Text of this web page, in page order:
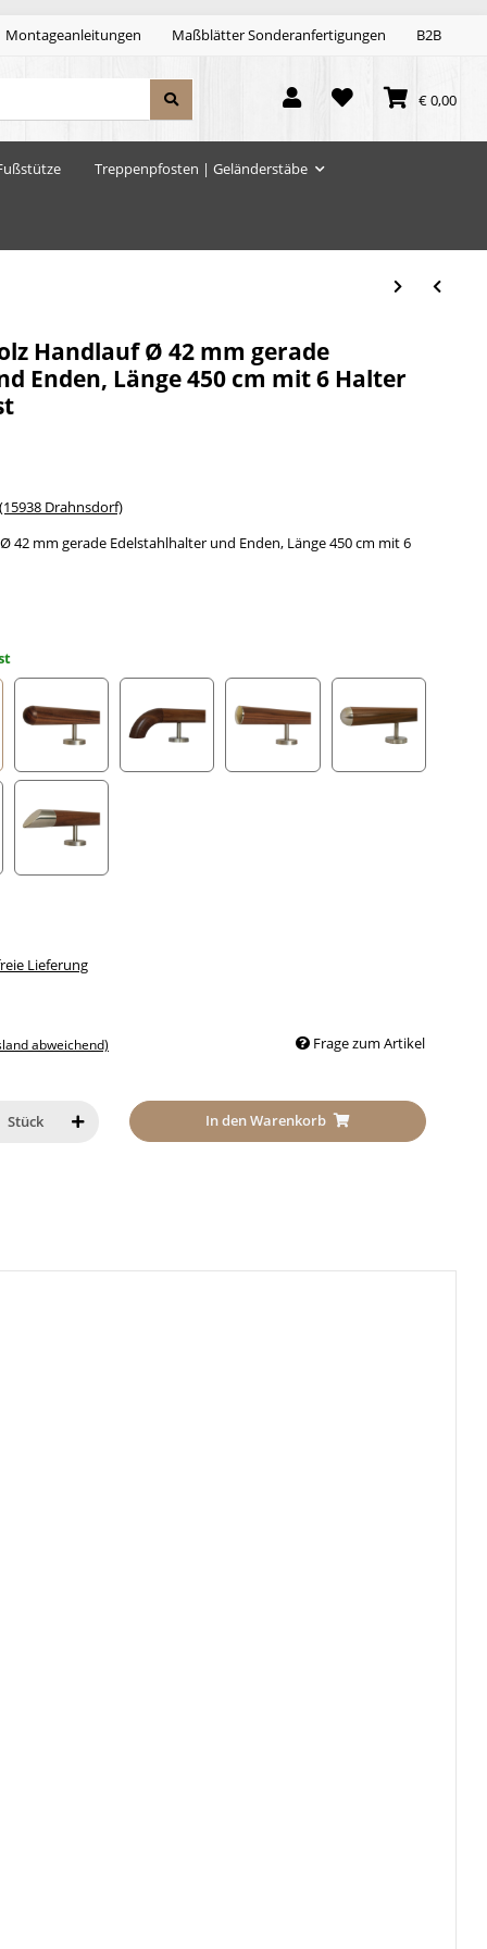
Montageanleitungen Maßblätter Sonderanfertigungen B2B
€ 0,00
Treppenpfosten | Geländerstäbe
Handlauf Ø 42 mm gerade
Enden, Länge 450 cm mit 6 Halter
Drahnsdorf)
42 mm gerade Edelstahlhalter und Enden, Länge 450 cm mit 6
Halbkugel gefräst
Lieferung
abweichend) Frage zum Artikel
Stück In den Warenkorb